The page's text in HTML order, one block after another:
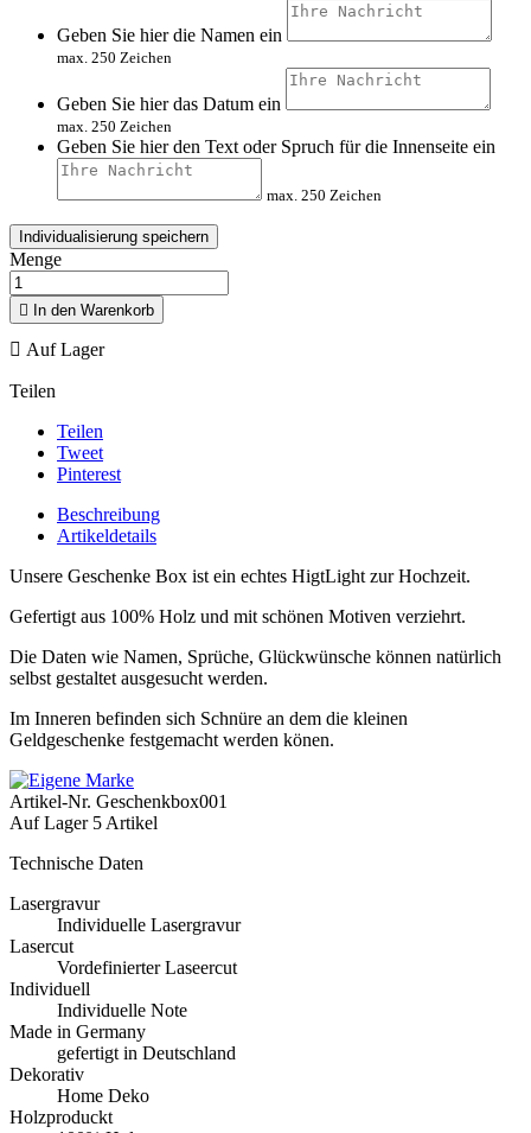
Geben Sie hier die Namen ein
max. 250 Zeichen
Geben Sie hier das Datum ein
max. 250 Zeichen
Geben Sie hier den Text oder Spruch für die Innenseite ein
max. 250 Zeichen
Individualisierung speichern
Menge
 In den Warenkorb
 Auf Lager
Teilen
Teilen
Tweet
Pinterest
Beschreibung
Artikeldetails
Unsere Geschenke Box ist ein echtes HigtLight zur Hochzeit.
Gefertigt aus 100% Holz und mit schönen Motiven verziehrt.
Die Daten wie Namen, Sprüche, Glückwünsche können natürlich
selbst gestaltet ausgesucht werden.
Im Inneren befinden sich Schnüre an dem die kleinen
Geldgeschenke festgemacht werden könen.
Artikel-Nr. Geschenkbox001
Auf Lager 5 Artikel
Technische Daten
Lasergravur
Individuelle Lasergravur
Lasercut
Vordefinierter Laseercut
Individuell
Individuelle Note
Made in Germany
gefertigt in Deutschland
Dekorativ
Home Deko
Holzproduckt